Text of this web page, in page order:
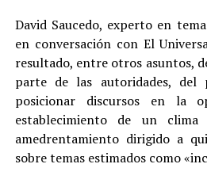
David Saucedo, experto en
en conversación con El
resultado, entre otros asuntos,
parte de las autoridades,
posicionar discursos en la
establecimiento de un
amedrentamiento dirigido a
sobre temas estimados como